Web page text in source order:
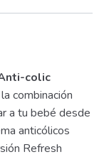
colic
combinación
a tu bebé desde
anticólicos
Refresh